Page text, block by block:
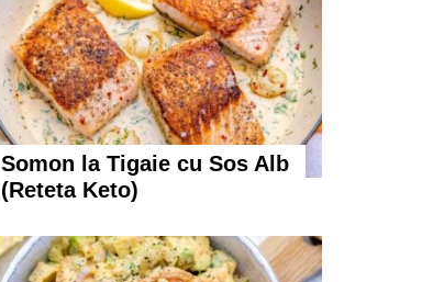
Somon la Tigaie cu Sos Alb
(Reteta Keto)